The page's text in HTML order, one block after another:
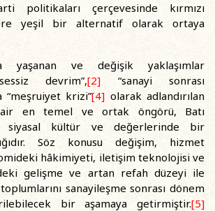
politikaları çerçevesinde kırmızı
yeşil bir alternatif olarak ortaya
yaşanan ve değişik yaklaşımlar
devrim”,[2] “sanayi sonrası
“meşruiyet krizi”[4] olarak adlandırılan
en temel ve ortak öngörü, Batı
siyasal kültür ve değerlerinde bir
Söz konusu değişim, hizmet
hâkimiyeti, iletişim teknolojisi ve
gelişme ve artan refah düzeyi ile
sanayileşme sonrası dönem
bir aşamaya getirmiştir.[5]